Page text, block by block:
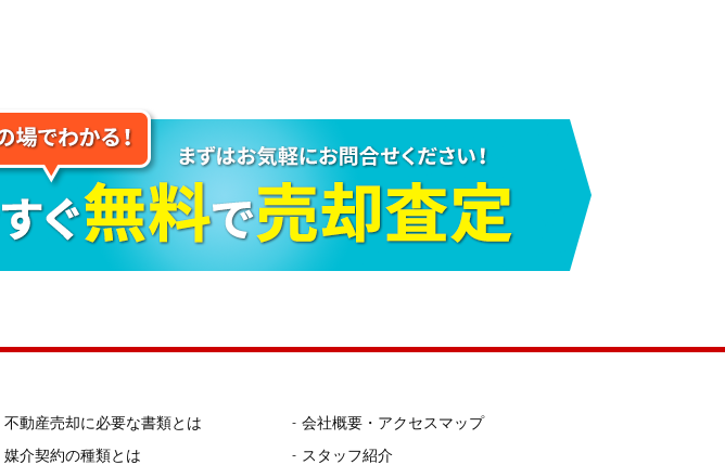
不動産売却に必要な書類とは
媒介契約の種類とは
会社概要・アクセスマップ
スタッフ紹介